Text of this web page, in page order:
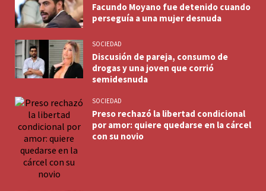
Facundo Moyano fue detenido cuando
perseguía a una mujer desnuda
SOCIEDAD
Discusión de pareja, consumo de
drogas y una joven que corrió
semidesnuda
SOCIEDAD
Preso rechazó la libertad condicional
por amor: quiere quedarse en la cárcel
con su novio